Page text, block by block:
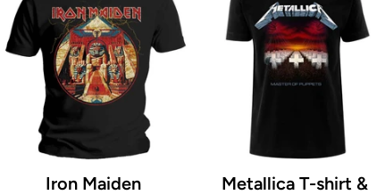
Iron Maiden
Metallica T-shirt &